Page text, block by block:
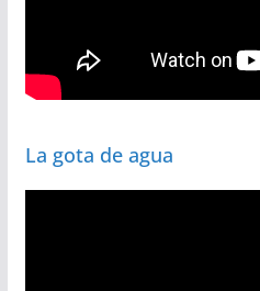
La gota de agua